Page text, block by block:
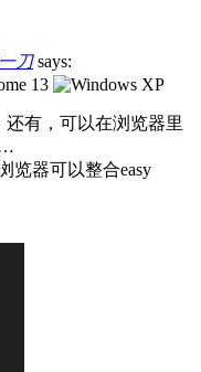
刀 says:
有，可以在浏览器里
览器可以整合easy